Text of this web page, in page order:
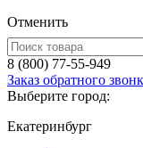
Отменить
8 (800) 77-55-949
Заказ обратного
Выберите город:
Екатеринбург